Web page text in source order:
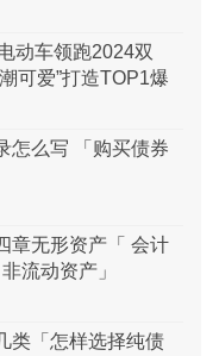
动车领跑2024双
可爱”打造TOP1爆
怎么写 「购买债券
章无形资产「 会计
流动资产」
类「怎样选择纯债